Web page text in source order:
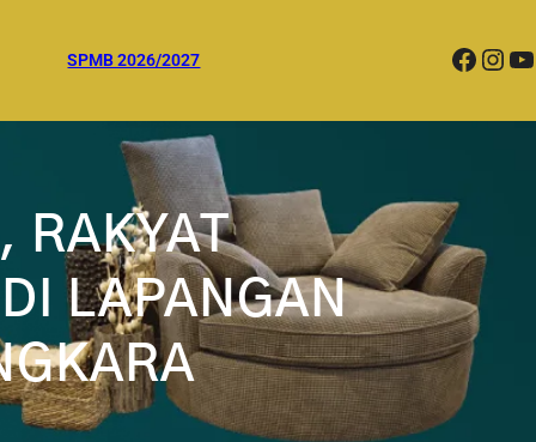
SPMB 2026/2027 Facebook Instagram YouTube
RAKYAT
LAPANGAN